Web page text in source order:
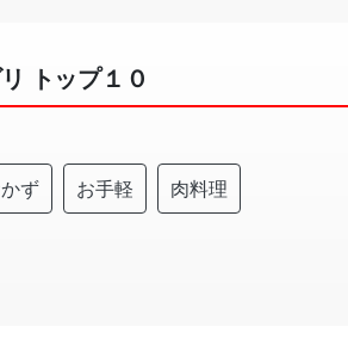
トップ１０
ず お手軽 肉料理